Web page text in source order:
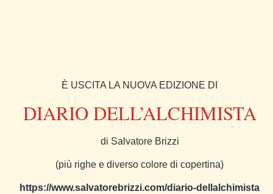
È USCITA LA NUOVA EDIZIONE DI
DIARIO DELL’ALCHIMISTA
di Salvatore Brizzi
(più righe e diverso colore di copertina)
https://www.salvatorebrizzi.com/diario-dellalchimista